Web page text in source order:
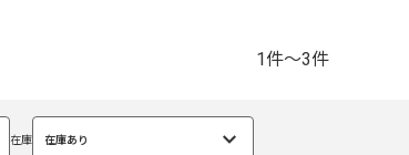
1件～3件
在庫 在庫あり
選